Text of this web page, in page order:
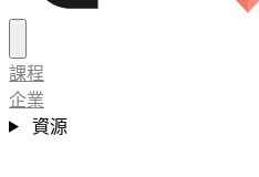
課程
企業
資源